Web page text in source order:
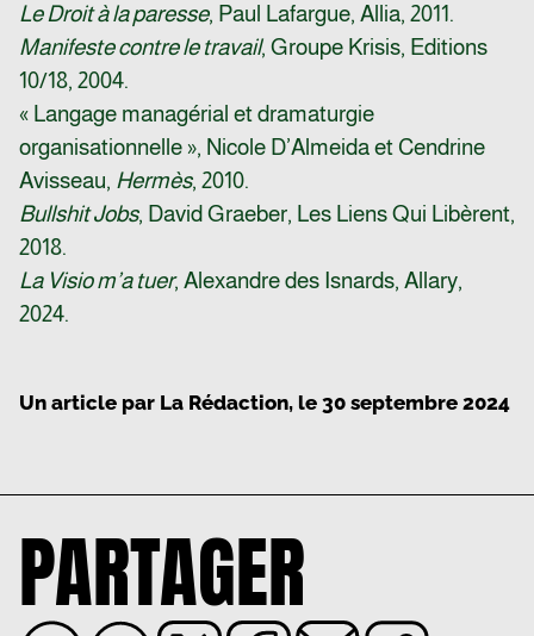
Le Droit à la paresse, Paul Lafargue, Allia, 2011.
Manifeste contre le travail, Groupe Krisis, Editions
10/18, 2004.
« Langage managérial et dramaturgie
organisationnelle », Nicole D’Almeida et Cendrine
Avisseau, Hermès, 2010.
Bullshit Jobs, David Graeber, Les Liens Qui Libèrent,
2018.
La Visio m’a tuer, Alexandre des Isnards, Allary,
2024.
Un article par La Rédaction, le 30 septembre 2024
PARTAGER